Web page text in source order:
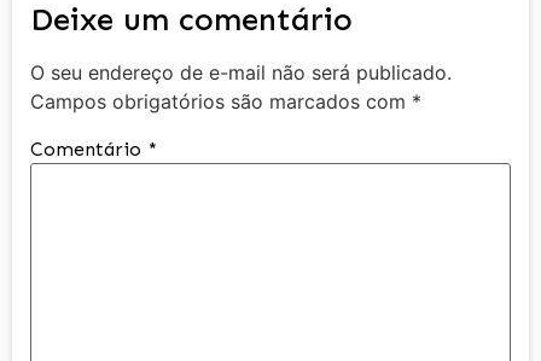
Deixe um comentário
O seu endereço de e-mail não será publicado.
Campos obrigatórios são marcados com *
Comentário *